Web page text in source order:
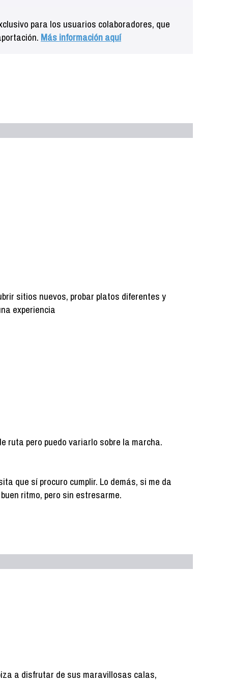
para los usuarios colaboradores, que
Más información aquí
sitios nuevos, probar platos diferentes y
experiencia
ruta pero puedo variarlo sobre la marcha.
que sí procuro cumplir. Lo demás, si me da
ritmo, pero sin estresarme.
a disfrutar de sus maravillosas calas,